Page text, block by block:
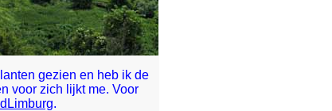
gezien en heb ik de
voor zich lijkt me. Voor
.